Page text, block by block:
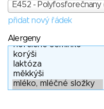
přidat nový řádek
Alergeny